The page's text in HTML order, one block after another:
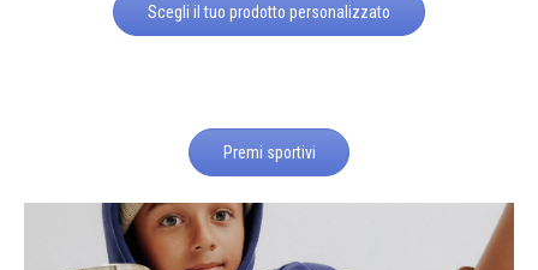
Scegli il tuo prodotto personalizzato
Premi sportivi